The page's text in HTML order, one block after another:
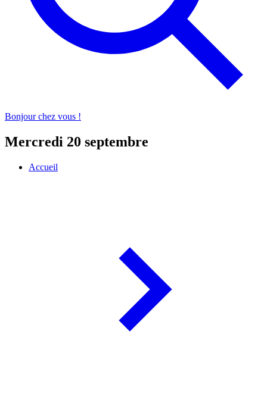
Bonjour chez vous !
Mercredi 20 septembre
Accueil